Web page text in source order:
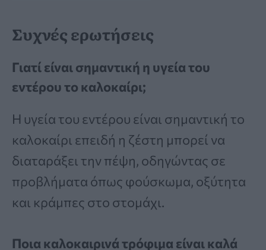
Συχνές ερωτήσεις
Γιατί είναι σημαντική η υγεία του
εντέρου το καλοκαίρι;
Η υγεία του εντέρου είναι σημαντική το
καλοκαίρι επειδή η ζέστη μπορεί να
διαταράξει την πέψη, οδηγώντας σε
προβλήματα όπως φούσκωμα, οξύτητα
και κράμπες στο στομάχι.
Ποια καλοκαιρινά τρόφιμα είναι καλά